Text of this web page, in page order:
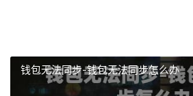
钱包无法同步-钱包无法同步怎么办